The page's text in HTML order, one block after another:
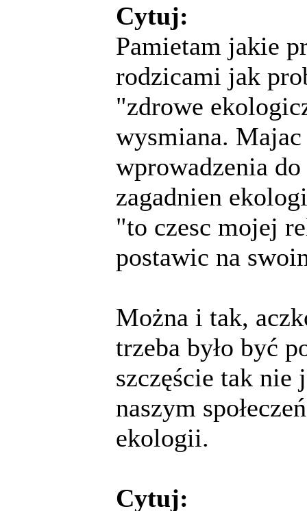
Cytuj:
Pamietam jakie
rodzicami jak
"zdrowe
wysmiana.
wprowadzenia
zagadnien
"to czesc mojej
postawic na
Można i tak,
trzeba było być
szczęście tak
naszym
ekologii.
Cytuj: